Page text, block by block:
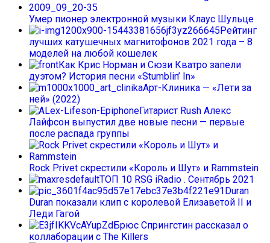
Умер пионер электронной музыки Клаус Шульце
Рейтинг
лучших катушечных магнитофонов 2021 года – 8
моделей на любой кошелек
Как Крис Норман и Сюзи Кватро запели
дуэтом? История песни «Stumblin’ In»
Арт-Клиника — «Лети за
ней» (2022)
Гитарист Rush Алекс
Лайфсон выпустил две новые песни — первые
после распада группы
Rock Privet скрестили «Король и Шут» и Rammstein
ТОП 10 RSG iRadio . Сентябрь 2021
Duran
Duran показали клип с королевой Елизаветой II и
Леди Гагой
Брюс Спрингстин рассказал о
коллаборации с The Killers